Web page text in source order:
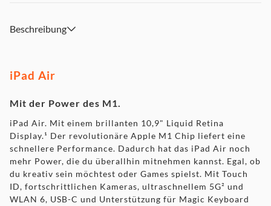
Beschreibung
iPad Air
Mit der Power des M1.
iPad Air. Mit einem brillanten 10,9" Liquid Retina
Display.¹ Der revolutionäre Apple M1 Chip liefert eine
schnellere Performance. Dadurch hat das iPad Air noch
mehr Power, die du überallhin mitnehmen kannst. Egal, ob
du kreativ sein möchtest oder Games spielst. Mit Touch
ID, fortschrittlichen Kameras, ultraschnellem 5G² und
WLAN 6, USB-C und Unterstützung für Magic Keyboard